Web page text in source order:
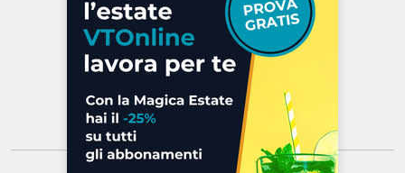
Chi siamo
Commenti e segnalazioni
Contattaci